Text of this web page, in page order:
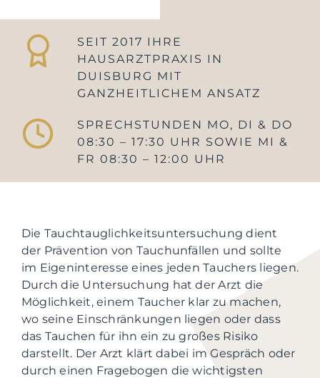
SEIT 2017 IHRE
HAUSARZTPRAXIS IN
DUISBURG MIT
GANZHEITLICHEM ANSATZ
SPRECHSTUNDEN MO, DI & DO
08:30 – 17:30 UHR SOWIE MI &
FR 08:30 – 12:00 UHR
Die Tauchtauglichkeitsuntersuchung dient
der Prävention von Tauchunfällen und sollte
im Eigeninteresse eines jeden Tauchers liegen.
Durch die Untersuchung hat der Arzt die
Möglichkeit, einem Taucher klar zu machen,
wo seine Einschränkungen liegen oder dass
das Tauchen für ihn ein zu großes Risiko
darstellt. Der Arzt klärt dabei im Gespräch oder
durch einen Fragebogen die wichtigsten